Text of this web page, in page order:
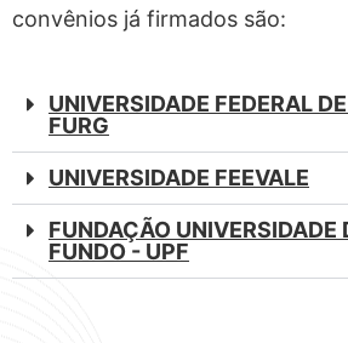
convênios já firmados são:
UNIVERSIDADE FEDERAL
FURG
UNIVERSIDADE FEEVALE
FUNDAÇÃO UNIVERSIDADE
FUNDO - UPF